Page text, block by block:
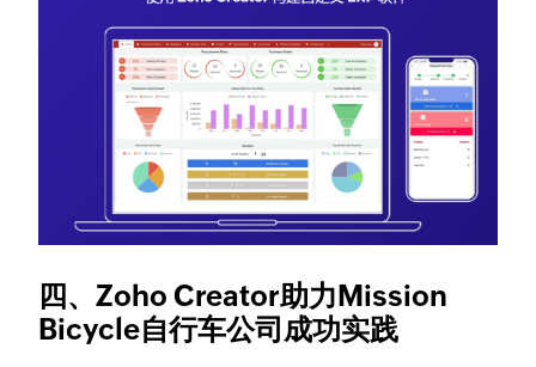
四、Zoho Creator助力Mission
Bicycle自行车公司成功实践